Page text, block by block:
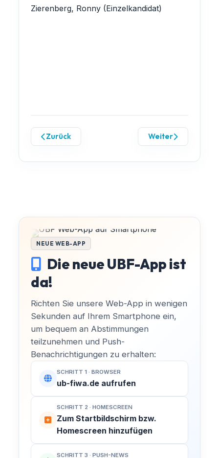
Zierenberg, Ronny (Einzelkandidat)
Zurück Weiter
NEUE WEB-APP
Die neue UBF-App ist
da!
Richten Sie unsere Web-App in wenigen
Sekunden auf Ihrem Smartphone ein,
um bequem an Abstimmungen
teilzunehmen und Push-
Benachrichtigungen zu erhalten:
SCHRITT 1 · BROWSER
ub-fiwa.de aufrufen
SCHRITT 2 · HOMESCREEN
Zum Startbildschirm bzw.
Homescreen hinzufügen
SCHRITT 3 · PUSH-NEWS